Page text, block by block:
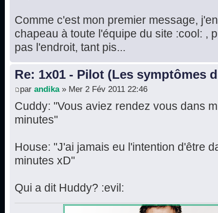
Comme c'est mon premier message,
chapeau à toute l'équipe du site :cool: ,
pas l'endroit, tant pis...
Re: 1x01 - Pilot (Les symptômes
par andika» Mer 2 Fév 2011 22:46
Cuddy: "Vous aviez rendez vous dans
minutes"
House: "J'ai jamais eu l'intention d'être
minutes xD"
Qui a dit Huddy? :evil: